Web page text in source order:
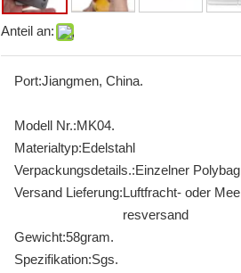
Anteil an:
Port:Jiangmen, China.
Modell Nr.:MK04.
Materialtyp:Edelstahl
Verpackungsdetails.:Einzelner Polybag
Versand Lieferung:Luftfracht- oder Mee
resversand
Gewicht:58gram.
Spezifikation:Sgs.